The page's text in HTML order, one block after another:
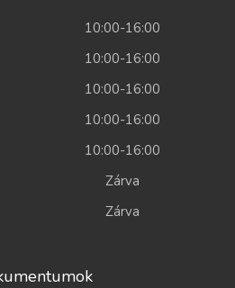
10:00-16:00
10:00-16:00
10:00-16:00
10:00-16:00
10:00-16:00
Zárva
Zárva